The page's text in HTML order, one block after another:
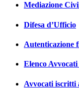
Mediazione
Difesa d’Ufficio
Autenticazione
Elenco Avvocati
Avvocati